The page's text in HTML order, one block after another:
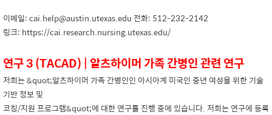
이메일: cai.help@austin.utexas.edu 전화: 512-232-2142
링크: https://cai.research.nursing.utexas.edu/
연구 3 (TACAD) | 알츠하이머 가족 간병인 관련 연구
저희는 &quot;알츠하이머 가족 간병인인 아시아계 미국인 중년 여성을 위한 기술
기반 정보 및
코칭/지원 프로그램&quot;에 대한 연구를 진행 중에 있습니다. 저희는 연구에 등록